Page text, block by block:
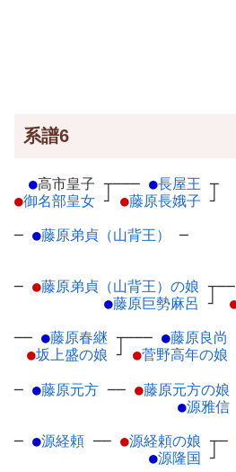
系譜6
●高市皇子 ┬
●御名部皇女 ┘
─── ●長屋王 ┬
●藤原長娥子 ┘
─ ●藤原弟貞（山背王） ─
─ ●藤原弟貞（山背王）の娘 ┬
●藤原巨勢麻呂 ┘
──
── ●藤原春継 ┬
●坂上盛の娘 ┘
─── ●藤原良尚
●菅野高年の娘
─ ●藤原元方 ── ●藤原元方の娘
●源雅信
─ ●源経頼 ── ●源経頼の娘 ┬
●源隆国 ┘
─